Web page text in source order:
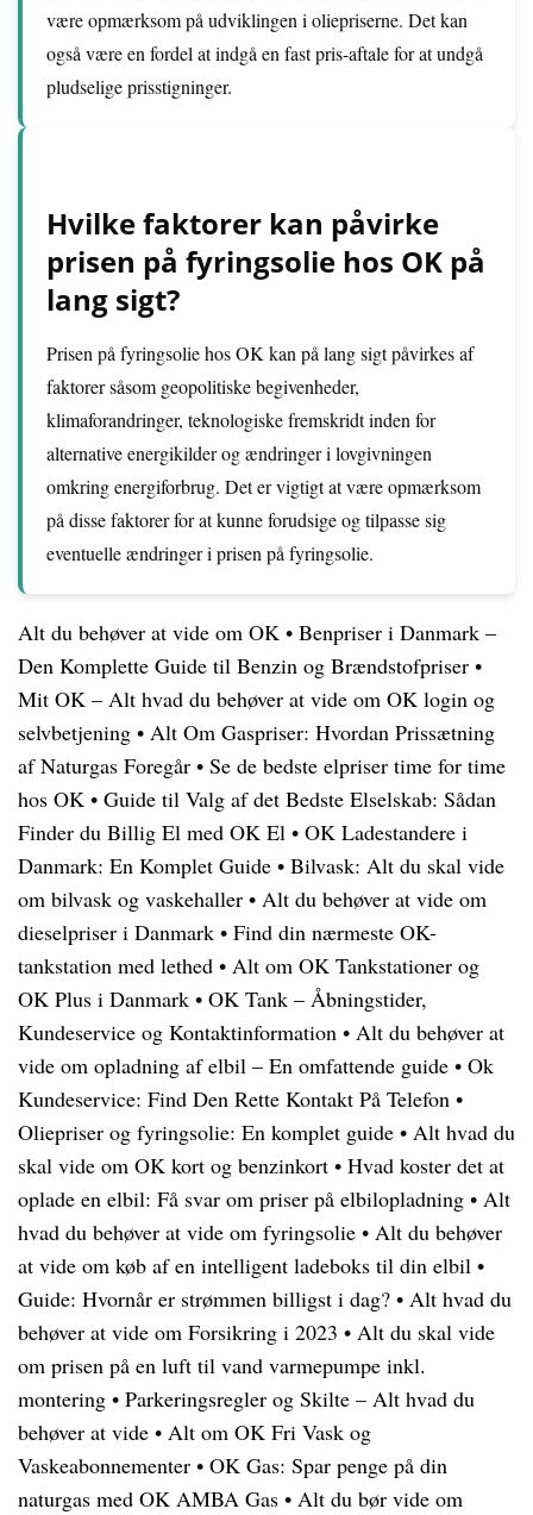
være opmærksom på udviklingen i oliepriserne. Det kan
også være en fordel at indgå en fast pris-aftale for at undgå
pludselige prisstigninger.
Hvilke faktorer kan påvirke
prisen på fyringsolie hos OK på
lang sigt?
Prisen på fyringsolie hos OK kan på lang sigt påvirkes af
faktorer såsom geopolitiske begivenheder,
klimaforandringer, teknologiske fremskridt inden for
alternative energikilder og ændringer i lovgivningen
omkring energiforbrug. Det er vigtigt at være opmærksom
på disse faktorer for at kunne forudsige og tilpasse sig
eventuelle ændringer i prisen på fyringsolie.
Alt du behøver at vide om OK • Benpriser i Danmark –
Den Komplette Guide til Benzin og Brændstofpriser •
Mit OK – Alt hvad du behøver at vide om OK login og
selvbetjening • Alt Om Gaspriser: Hvordan Prissætning
af Naturgas Foregår • Se de bedste elpriser time for time
hos OK • Guide til Valg af det Bedste Elselskab: Sådan
Finder du Billig El med OK El • OK Ladestandere i
Danmark: En Komplet Guide • Bilvask: Alt du skal vide
om bilvask og vaskehaller • Alt du behøver at vide om
dieselpriser i Danmark • Find din nærmeste OK-
tankstation med lethed • Alt om OK Tankstationer og
OK Plus i Danmark • OK Tank – Åbningstider,
Kundeservice og Kontaktinformation • Alt du behøver at
vide om opladning af elbil – En omfattende guide • Ok
Kundeservice: Find Den Rette Kontakt På Telefon •
Oliepriser og fyringsolie: En komplet guide • Alt hvad du
skal vide om OK kort og benzinkort • Hvad koster det at
oplade en elbil: Få svar om priser på elbilopladning • Alt
hvad du behøver at vide om fyringsolie • Alt du behøver
at vide om køb af en intelligent ladeboks til din elbil •
Guide: Hvornår er strømmen billigst i dag? • Alt hvad du
behøver at vide om Forsikring i 2023 • Alt du skal vide
om prisen på en luft til vand varmepumpe inkl.
montering • Parkeringsregler og Skilte – Alt hvad du
behøver at vide • Alt om OK Fri Vask og
Vaskeabonnementer • OK Gas: Spar penge på din
naturgas med OK AMBA Gas • Alt du bør vide om